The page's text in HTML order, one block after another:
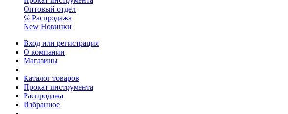
Оптовый отдел
% Распродажа
New Новинки
Вход или регистрация
О компании
Магазины
Каталог товаров
Прокат инструмента
Распродажа
Избранное